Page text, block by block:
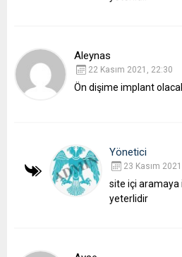
Aleynas
22 Kasım 2021, 22:30
Ön dişime implant
Yönetici
23 Kasım
site içi aramaya
yeterlidir